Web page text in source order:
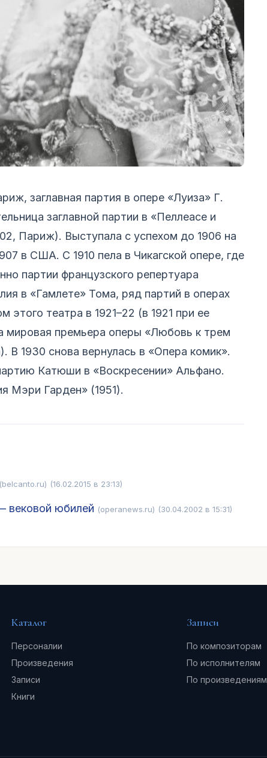
заглавная партия в опере «Луиза» Г.
заглавной партии в «Пеллеасе и
Париж). Выступала с успехом до 1906 на
в США. С 1910 пела в Чикагской опере, где
партии французского репертуара
в «Гамлете» Тома, ряд партий в операх
этого театра в 1921–22 (в 1921 при ее
мировая премьера оперы «Любовь к трем
В 1930 снова вернулась в «Опера комик».
Катюши в «Воскресении» Альфано.
Мэри Гарден» (1951).
(belcanto.ru) (16.02.2015 в 23:13)
вековой юбилей (operanews.ru) (30.04.2002 в 15:31)
Каталог
Персоналии
Произведения
Записи
Книги
Записи
По композиторам
По исполнителям
По произведениям